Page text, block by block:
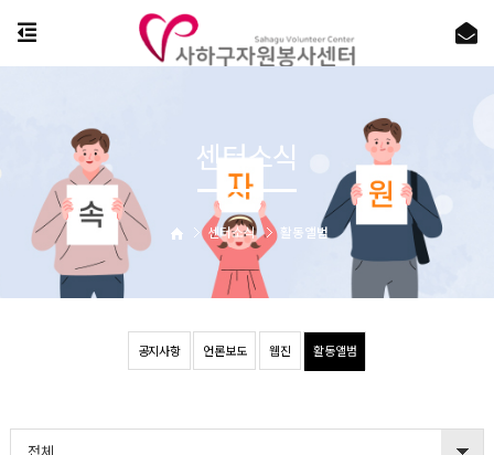
공지사항 언론보도 웹진 활동앨범
센터소식 활동앨범
센터소식